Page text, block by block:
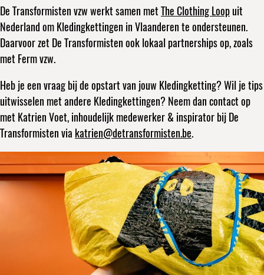
De Transformisten vzw werkt samen met The Clothing Loop uit
Nederland om Kledingkettingen in Vlaanderen te ondersteunen.
Daarvoor zet De Transformisten ook lokaal partnerships op, zoals
met Ferm vzw.
Heb je een vraag bij de opstart van jouw Kledingketting? Wil je tips
uitwisselen met andere Kledingkettingen? Neem dan contact op
met Katrien Voet, inhoudelijk medewerker & inspirator bij De
Transformisten via katrien@detransformisten.be.